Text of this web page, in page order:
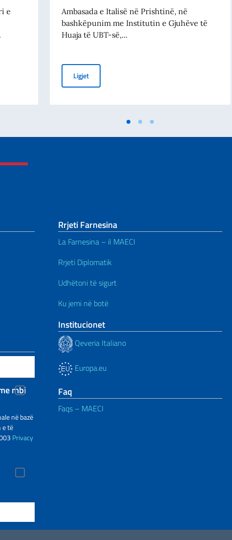
e
a privati per pace, sicurezza internazionale e tutela diritti umani
Ambasada e Italisë në Prishtinë, në
bashkëpunim me Institutin e Gjuhëve të
Huaja të UBT-së,...
LigjetKurs përgatitor falas për provimin e certifikimit të
mbi
në bazë
e të
Privacy
Rrjeti Farnesina
La Farnesina – il MAECI
Rrjeti Diplomatik
Udhëtoni të sigurt
Ku jemi në botë
Institucionet
Qeveria Italiano
Europa.eu
Faq
Faqs – MAECI